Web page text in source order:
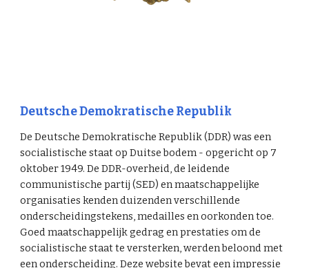
Deutsche Demokratische Republik
De Deutsche Demokratische Republik (DDR) was een
socialistische staat op Duitse bodem - opgericht op 7
oktober 1949. De DDR-overheid, de leidende
communistische partij (SED) en maatschappelijke
organisaties kenden duizenden verschillende
onderscheidingstekens, medailles en oorkonden toe.
Goed maatschappelijk gedrag en prestaties om de
socialistische staat te versterken, werden beloond met
een onderscheiding. Deze website bevat een impressie